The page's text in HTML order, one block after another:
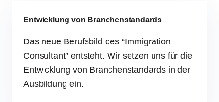
Entwicklung von Branchenstandards
Das neue Berufsbild des “Immigration
Consultant” entsteht. Wir setzen uns für die
Entwicklung von Branchenstandards in der
Ausbildung ein.